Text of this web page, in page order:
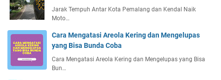
Jarak Tempuh Antar Kota Pemalang dan Kendal Naik
Moto…
Cara Mengatasi Areola Kering dan Mengelupas
yang Bisa Bunda Coba
Cara Mengatasi Areola Kering dan Mengelupas yang Bisa
Bun…